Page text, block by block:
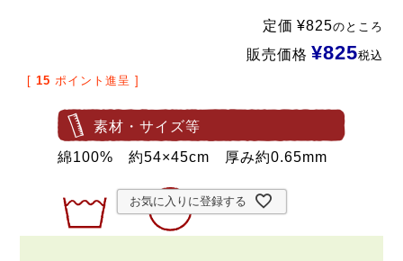
定価 ¥825のところ
販売価格 ¥825税込
[ 15 ポイント進呈 ]
素材・サイズ等
綿100% 約54×45cm 厚み約0.65mm
お気に入りに登録する